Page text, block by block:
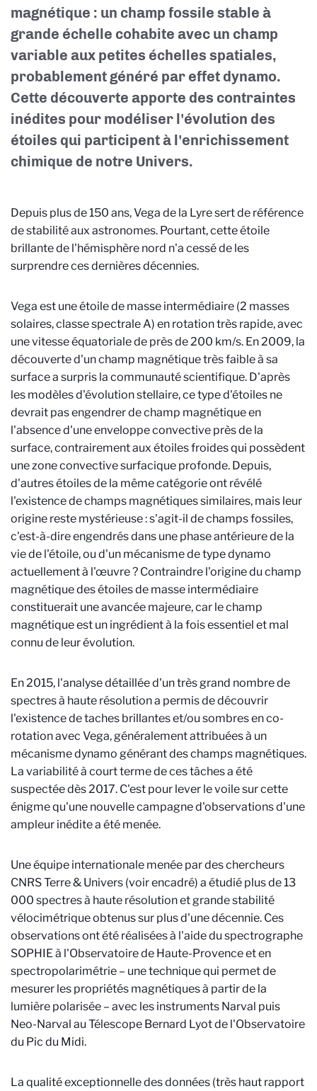
magnétique : un champ fossile stable à
grande échelle cohabite avec un champ
variable aux petites échelles spatiales,
probablement généré par effet dynamo.
Cette découverte apporte des contraintes
inédites pour modéliser l'évolution des
étoiles qui participent à l'enrichissement
chimique de notre Univers.
Depuis plus de 150 ans, Vega de la Lyre sert de référence
de stabilité aux astronomes. Pourtant, cette étoile
brillante de l'hémisphère nord n'a cessé de les
surprendre ces dernières décennies.
Vega est une étoile de masse intermédiaire (2 masses
solaires, classe spectrale A) en rotation très rapide, avec
une vitesse équatoriale de près de 200 km/s. En 2009, la
découverte d'un champ magnétique très faible à sa
surface a surpris la communauté scientifique. D'après
les modèles d'évolution stellaire, ce type d'étoiles ne
devrait pas engendrer de champ magnétique en
l'absence d'une enveloppe convective près de la
surface, contrairement aux étoiles froides qui possèdent
une zone convective surfacique profonde. Depuis,
d'autres étoiles de la même catégorie ont révélé
l'existence de champs magnétiques similaires, mais leur
origine reste mystérieuse : s'agit-il de champs fossiles,
c'est-à-dire engendrés dans une phase antérieure de la
vie de l'étoile, ou d'un mécanisme de type dynamo
actuellement à l'œuvre ? Contraindre l'origine du champ
magnétique des étoiles de masse intermédiaire
constituerait une avancée majeure, car le champ
magnétique est un ingrédient à la fois essentiel et mal
connu de leur évolution.
En 2015, l'analyse détaillée d'un très grand nombre de
spectres à haute résolution a permis de découvrir
l'existence de taches brillantes et/ou sombres en co-
rotation avec Vega, généralement attribuées à un
mécanisme dynamo générant des champs magnétiques.
La variabilité à court terme de ces tâches a été
suspectée dès 2017. C'est pour lever le voile sur cette
énigme qu'une nouvelle campagne d'observations d'une
ampleur inédite a été menée.
Une équipe internationale menée par des chercheurs
CNRS Terre & Univers (voir encadré) a étudié plus de 13
000 spectres à haute résolution et grande stabilité
vélocimétrique obtenus sur plus d'une décennie. Ces
observations ont été réalisées à l'aide du spectrographe
SOPHIE à l'Observatoire de Haute-Provence et en
spectropolarimétrie – une technique qui permet de
mesurer les propriétés magnétiques à partir de la
lumière polarisée – avec les instruments Narval puis
Neo-Narval au Télescope Bernard Lyot de l'Observatoire
du Pic du Midi.
La qualité exceptionnelle des données (très haut rapport